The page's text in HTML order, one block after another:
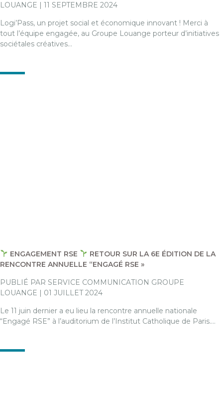
LOUANGE | 11 SEPTEMBRE 2024
Logi’Pass, un projet social et économique innovant ! Merci à
tout l’équipe engagée, au Groupe Louange porteur d’initiatives
sociétales créatives…
ENGAGEMENT RSE
RETOUR SUR LA 6E ÉDITION DE LA
RENCONTRE ANNUELLE “ENGAGÉ RSE »
PUBLIÉ PAR SERVICE COMMUNICATION GROUPE
LOUANGE | 01 JUILLET 2024
Le 11 juin dernier a eu lieu la rencontre annuelle nationale
“Engagé RSE” à l’auditorium de l’Institut Catholique de Paris.…